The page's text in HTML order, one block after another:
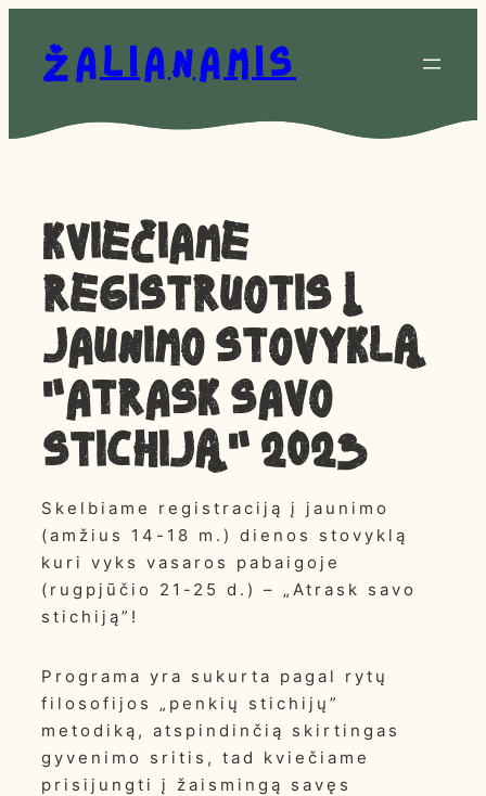
prie
turinio
Žalianamis
Kviečiame
registruotis į
jaunimo stovyklą
„Atrask savo
stichiją” 2023
Skelbiame registraciją į jaunimo
(amžius 14-18 m.) dienos stovyklą
kuri vyks vasaros pabaigoje
(rugpjūčio 21-25 d.) – „Atrask savo
stichiją”!
Programa yra sukurta pagal rytų
filosofijos „penkių stichijų”
metodiką, atspindinčią skirtingas
gyvenimo sritis, tad kviečiame
prisijungti į žaismingą savęs